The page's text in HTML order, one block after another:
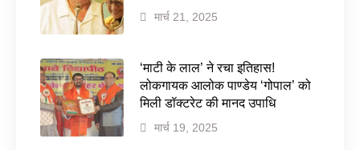
मार्च 21, 2025
‘माटी के लाल’ ने रचा इतिहास!
लोकगायक आलोक पाण्डेय ‘गोपाल’ को
मिली डॉक्टरेट की मानद उपाधि
मार्च 19, 2025